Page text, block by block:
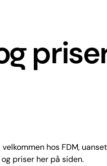
hos FDM,
priser her på siden.